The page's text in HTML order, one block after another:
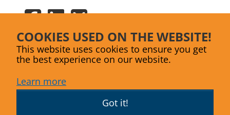
COOKIES USED ON THE WEBSITE!
This website uses cookies to ensure you get
the best experience on our website.
Learn more
Got it!
FacebookLinkedInBluesky
Website designed byAgence Lex